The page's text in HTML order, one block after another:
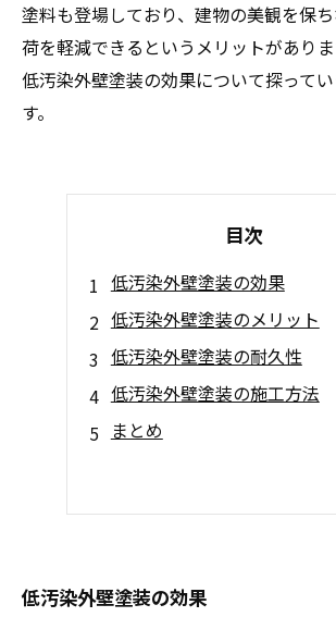
塗料も登場しており、建物の美観を保
荷を軽減できるというメリットがありま
低汚染外壁塗装の効果について探って
す。
目次
低汚染外壁塗装の効果
低汚染外壁塗装のメリット
低汚染外壁塗装の耐久性
低汚染外壁塗装の施工方法
まとめ
低汚染外壁塗装の効果